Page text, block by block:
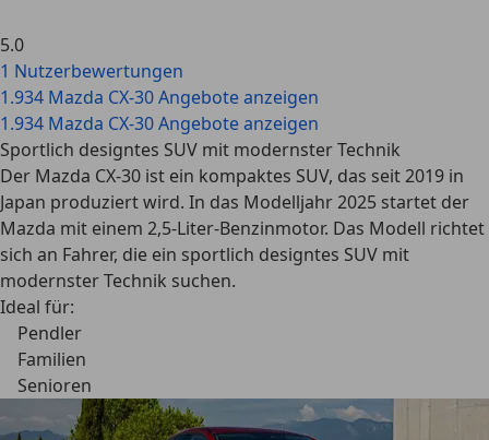
5.0
1 Nutzerbewertungen
1.934 Mazda CX-30 Angebote anzeigen
1.934 Mazda CX-30 Angebote anzeigen
Sportlich designtes SUV mit modernster Technik
Der Mazda CX-30 ist ein kompaktes SUV, das seit 2019 in
Japan produziert wird. In das Modelljahr 2025 startet der
Mazda mit einem 2,5-Liter-Benzinmotor. Das Modell richtet
sich an Fahrer, die ein sportlich designtes SUV mit
modernster Technik suchen.
Ideal für:
Pendler
Familien
Senioren